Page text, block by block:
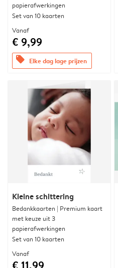
papierafwerkingen
Set van 10 kaarten
Vanaf
€ 9,99
offers Elke dag lage prijzen
Kleine schittering
Bedankkaarten | Premium kaart
met keuze uit 3
papierafwerkingen
Set van 10 kaarten
Vanaf